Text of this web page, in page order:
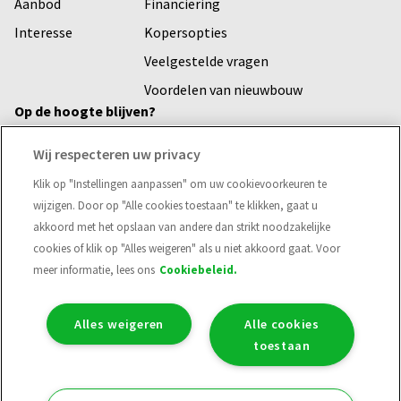
Interesse
Kopersopties
Veelgestelde vragen
Voordelen van nieuwbouw
Op de hoogte blijven?
Vul hier je e-mailadres in en ontvang het laatste nieuws over
onze projecten
Voornaam
E-mailadres*
Verzend
Wij respecteren uw privacy
Klik op "Instellingen aanpassen" om uw cookievoorkeuren te
wijzigen. Door op "Alle cookies toestaan" te klikken, gaat u
akkoord met het opslaan van andere dan strikt noodzakelijke
cookies of klik op "Alles weigeren" als u niet akkoord gaat. Voor
meer informatie, lees ons Cookiebeleid.
Alle cookies
toestaan
Alles weigeren